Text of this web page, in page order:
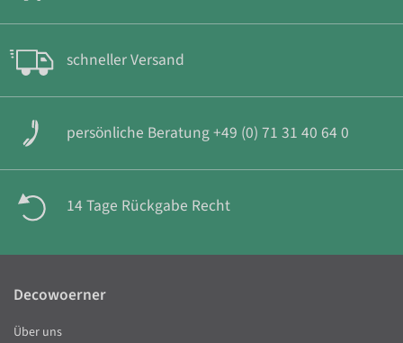
schneller Versand
persönliche Beratung +49 (0) 71 31 40 64 0
14 Tage Rückgabe Recht
Decowoerner
Über uns